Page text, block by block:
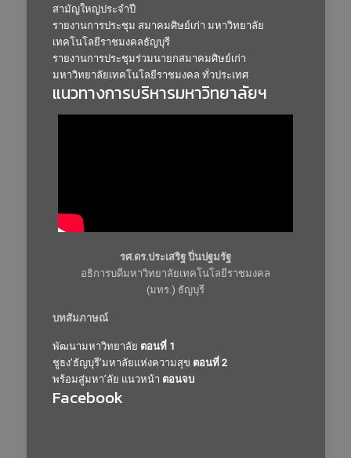
สามัญใหญ่ประจำปี
รายงานการประชุม สมาคมศิษย์เก่า มหาวิทยาลัย
เทคโนโลยีราชมงคลธัญบุรี
รายงานการประชุมร่วมนายกสมาคมศิษย์เก่า
มหาวิทยาลัยเทคโนโลยีราชมงคล ทั่วประเทศ
แนวทางการบริหารมหาวิทยาลัยฯ
รศ.ดร.ประเสริฐ ปิ่นปฐมรัฐ
อธิการบดีมหาวิทยาลัยเทคโนโลยีราชมงคล
(มทร.) ธัญบุรี
บทสัมภาษณ์
พัฒนามหาวิทยาลัย ตอนที่ 1
ชูธง’ธัญบุรี’มหาลัยแห่งความสุข ตอนที่ 2
พร้อมสู่มหา’ลัย แนวหน้า ตอนจบ
Facebook